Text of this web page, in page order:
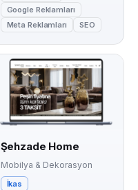
Google Reklamları
Meta Reklamları
SEO
Şehzade Home
Mobilya & Dekorasyon
İkas